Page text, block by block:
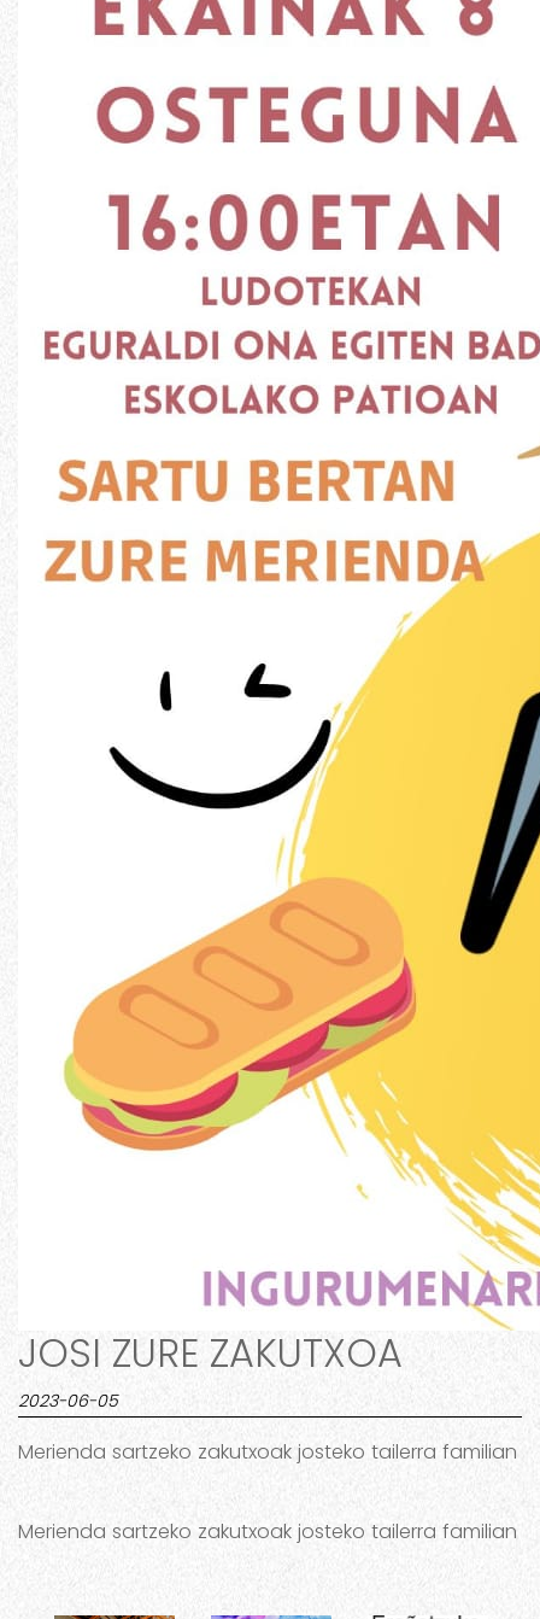
JOSI ZURE ZAKUTXOA
2023-06-05
Merienda sartzeko zakutxoak josteko tailerra familian
Merienda sartzeko zakutxoak josteko tailerra familian